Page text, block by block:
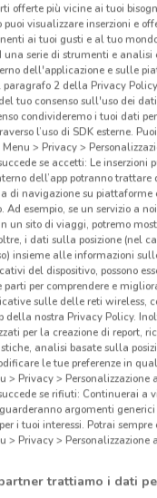
1.8 km Scade
1.8 km
DoveConviene sempre con
trovare le migliori offerte dei
e creare la tua lista del
cellulare.
SCARICA
a Legnano
offerte più vicine ai tuoi
visualizzare inserzioni e
ai tuoi gusti e al tuo
una serie di strumenti e
dell'applicazione e sulle
2 della Privacy
tuo consenso sull'uso dei
condivideremo i tuoi dati
l’uso di SDK esterne.
> Privacy >
se accetti: Le inserzioni
dell’app potranno
di navigazione su piattaforme
Ad esempio, se un servizio a
un sito di viaggi, potremo
i dati sulla posizione (nel
insieme alle informazioni
del dispositivo, possono
parti per comprendere e
sulle delle reti wireless,
della nostra Privacy Policy.
per la creazione di report,
analisi basate sulla
le tue preferenze in
> Privacy >
se rifiuti: Continuerai a
argomenti generici
i tuoi interessi. Potrai sempre
> Privacy >
trattiamo i dati